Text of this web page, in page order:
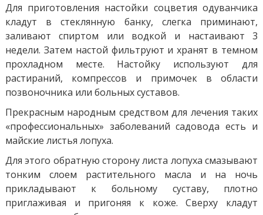
Для приготовления настойки соцветия одуванчика
кладут в стеклянную банку, слегка приминают,
заливают спиртом или водкой и настаивают 3
недели. Затем настой фильтруют и хранят в темном
прохладном месте. Настойку используют для
растираний, компрессов и примочек в области
позвоночника или больных суставов.
Прекрасным народным средством для лечения таких
«профессиональных» заболеваний садовода есть и
майские листья лопуха.
Для этого обратную сторону листа лопуха смазывают
тонким слоем растительного масла и на ночь
прикладывают к больному суставу, плотно
приглаживая и пригоняя к коже. Сверху кладут